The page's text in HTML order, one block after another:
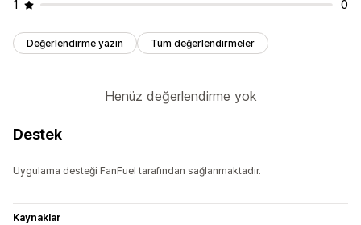
1 0
Değerlendirme yazın Tüm değerlendirmeler
Henüz değerlendirme yok
Destek
Uygulama desteği FanFuel tarafından sağlanmaktadır.
Kaynaklar